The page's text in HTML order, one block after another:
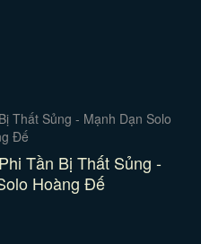
Tần Bị Thất Sủng -
Hoàng Đế